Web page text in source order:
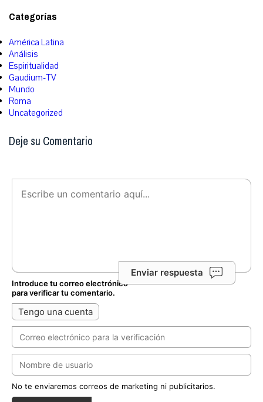
Categorías
América Latina
Análisis
Espiritualidad
Gaudium-TV
Mundo
Roma
Uncategorized
Deje su Comentario
Enviar respuesta
Introduce tu correo electrónico
para verificar tu comentario.
Tengo una cuenta
No te enviaremos correos de marketing ni publicitarios.